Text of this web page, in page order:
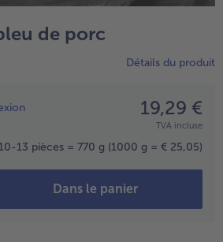
de cuisine
végétale
de porc
Détails du produit
19,29 €
TVA incluse
10-13 pièces = 770 g (1000 g = € 25,05)
Dans le panier